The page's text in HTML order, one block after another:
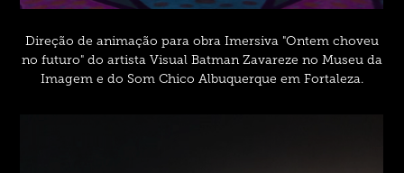
Direção de animação para obra Imersiva "Ontem choveu
no futuro" do artista Visual Batman Zavareze no Museu da
Imagem e do Som Chico Albuquerque em Fortaleza.